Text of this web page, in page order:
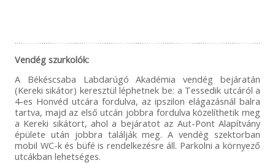
Vendég szurkolók:
A Békéscsaba Labdarúgó Akadémia vendég bejáratán
(Kereki sikátor) keresztül léphetnek be: a Tessedik utcáról a
4-es Honvéd utcára fordulva, az ipszilon elágazásnál balra
tartva, majd az első utcán jobbra fordulva közelíthetik meg
a Kereki sikátort, ahol a bejáratot az Aut-Pont Alapítvány
épülete után jobbra találják meg. A vendég szektorban
mobil WC-k és büfé is rendelkezésre áll. Parkolni a környező
utcákban lehetséges.